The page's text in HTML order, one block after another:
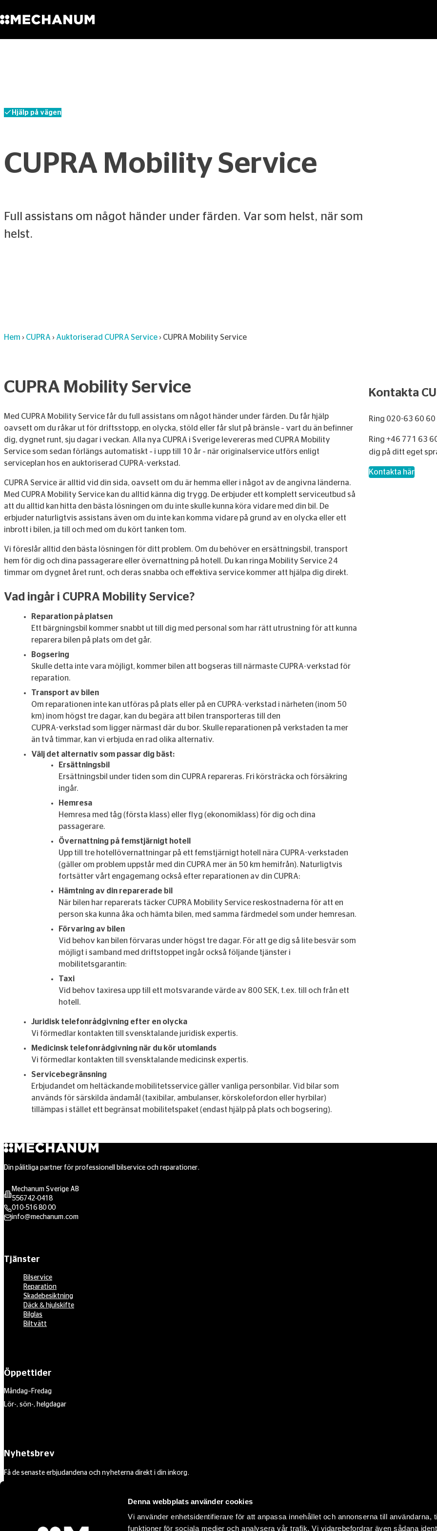
Denna webbplats använder cookies
Vi använder enhetsidentifierare för att anpassa innehållet och annonserna till användarna,
funktioner för sociala medier och analysera vår trafik. Vi vidarebefordrar även sådana
Hjälp på vägen
CUPRA Mobility Service
Full assistans om något händer under färden. Var som helst, när som
helst.
Hem › CUPRA › Auktoriserad CUPRA Service› CUPRA Mobility Service
CUPRA Mobility Service
Med CUPRA Mobility Service får du full assistans om något händer under färden. Du får hjälp
oavsett om du råkar ut för driftsstopp, en olycka, stöld eller får slut på bränsle – vart du än befinner
dig, dygnet runt, sju dagar i veckan. Alla nya CUPRA i Sverige levereras med CUPRA Mobility
Service som sedan förlängs automatiskt – i upp till 10 år – när originalservice utförs enligt
serviceplan hos en auktoriserad CUPRA-verkstad.
CUPRA Service är alltid vid din sida, oavsett om du är hemma eller i något av de angivna länderna.
Med CUPRA Mobility Service kan du alltid känna dig trygg. De erbjuder ett komplett serviceutbud så
att du alltid kan hitta den bästa lösningen om du inte skulle kunna köra vidare med din bil. De
erbjuder naturligtvis assistans även om du inte kan komma vidare på grund av en olycka eller ett
inbrott i bilen, ja till och med om du kört tanken tom.
Vi föreslår alltid den bästa lösningen för ditt problem. Om du behöver en ersättningsbil, transport
hem för dig och dina passagerare eller övernattning på hotell. Du kan ringa Mobility Service 24
timmar om dygnet året runt, och deras snabba och effektiva service kommer att hjälpa dig direkt.
Vad ingår i CUPRA Mobility Service?
Reparation på platsen
Ett bärgningsbil kommer snabbt ut till dig med personal som har rätt utrustning för att kunna
reparera bilen på plats om det går.
Bogsering
Skulle detta inte vara möjligt, kommer bilen att bogseras till närmaste CUPRA-verkstad för
reparation.
Transport av bilen
Om reparationen inte kan utföras på plats eller på en CUPRA-verkstad i närheten (inom 50
km) inom högst tre dagar, kan du begära att bilen transporteras till den
CUPRA-verkstad som ligger närmast där du bor. Skulle reparationen på verkstaden ta mer
än två timmar, kan vi erbjuda en rad olika alternativ.
Välj det alternativ som passar dig bäst:
Ersättningsbil
Ersättningsbil under tiden som din CUPRA repareras. Fri körsträcka och försäkring
ingår.
Hemresa
Hemresa med tåg (första klass) eller flyg (ekonomiklass) för dig och dina
passagerare.
Övernattning på femstjärnigt hotell
Upp till tre hotellövernattningar på ett femstjärnigt hotell nära CUPRA-verkstaden
(gäller om problem uppstår med din CUPRA mer än 50 km hemifrån). Naturligtvis
fortsätter vårt engagemang också efter reparationen av din CUPRA:
Hämtning av din reparerade bil
När bilen har reparerats täcker CUPRA Mobility Service reskostnaderna för att en
person ska kunna åka och hämta bilen, med samma färdmedel som under hemresan.
Förvaring av bilen
Vid behov kan bilen förvaras under högst tre dagar. För att ge dig så lite besvär som
möjligt i samband med driftstoppet ingår också följande tjänster i
mobilitetsgarantin:
Taxi
Vid behov taxiresa upp till ett motsvarande värde av 800 SEK, t.ex. till och från ett
hotell.
Juridisk telefonrådgivning efter en olycka
Vi förmedlar kontakten till svensktalande juridisk expertis.
Medicinsk telefonrådgivning när du kör utomlands
Vi förmedlar kontakten till svensktalande medicinsk expertis.
Servicebegränsning
Erbjudandet om heltäckande mobilitetsservice gäller vanliga personbilar. Vid bilar som
används för särskilda ändamål (taxibilar, ambulanser, körskolefordon eller hyrbilar)
tillämpas i stället ett begränsat mobilitetspaket (endast hjälp på plats och bogsering).
Kontakta
Ring 020-63 60
Ring +46 771 63
dig på ditt eget
Kontakta här
– Kontakta
Din pålitliga partner för professionell bilservice och reparationer.
Mechanum Sverige AB
556742-0418
010-516 80 00
info@mechanum.com
Tjänster
Bilservice
Reparation
Skadebesiktning
Däck & hjulskifte
Bilglas
Biltvätt
Öppettider
Måndag–Fredag
Lör-, sön-, helgdagar
Nyhetsbrev
Få de senaste erbjudandena och nyheterna direkt i din inkorg.
Prenumerera